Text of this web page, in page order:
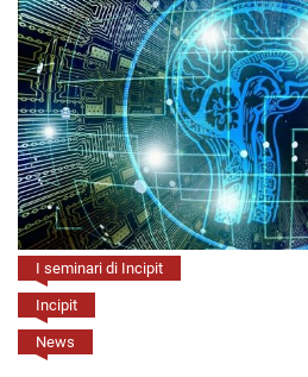
Riviste
Annali
di
Lettere
Annali
di
Scienze
I seminari di Incipit
Incipit
News